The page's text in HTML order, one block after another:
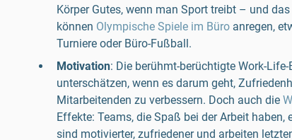
Körper Gutes, wenn man Sport treibt – und
können Olympische Spiele im Büro anregen,
Turniere oder Büro-Fußball.
Motivation: Die berühmt-berüchtigte Work-
unterschätzen, wenn es darum geht,
Mitarbeitenden zu verbessern. Doch auch die
Effekte: Teams, die Spaß bei der Arbeit haben,
sind motivierter, zufriedener und arbeiten